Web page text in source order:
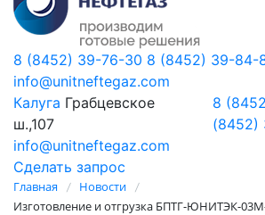
8 (8452) 39-76-30 8 (8452) 39-84-
info@unitneftegaz.com
Калуга Грабцевское
ш.,107
info@unitneftegaz.com
8
(8452)
Сделать запрос
Главная / Новости /
Изготовление и отгрузка БПТГ-ЮНИТЭК-